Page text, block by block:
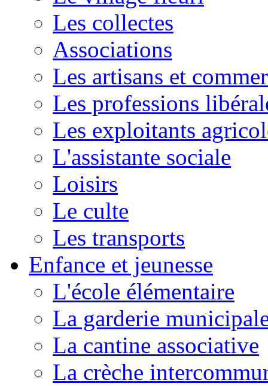
Les collectes
Associations
Les artisans et
Les professions
Les exploitants
L'assistante sociale
Loisirs
Le culte
Les transports
Enfance et jeunesse
L'école élémentaire
La garderie
La cantine associative
La crèche